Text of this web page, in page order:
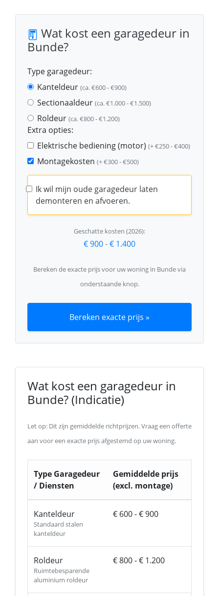
Wat kost een garagedeur in
Bunde?
Type garagedeur:
Kanteldeur (ca. €600 - €900)
Sectionaaldeur (ca. €1.000 - €1.500)
Roldeur (ca. €800 - €1.200)
Extra opties:
Elektrische bediening (motor) (+ €250 - €400)
Montagekosten (+ €300 - €500)
Ik wil mijn oude garagedeur laten
demonteren en afvoeren.
Geschatte kosten (2026):
€ 900-€ 1.400
Bereken de exacte prijs voor uw woning in Bunde via
onderstaande knop.
Bereken exacte prijs »
Wat kost een garagedeur in
Bunde? (Indicatie)
Let op: Dit zijn gemiddelde richtprijzen. Vraag een offerte
aan voor een exacte prijs afgestemd op uw woning.
Type Garagedeur
/ Diensten
Gemiddelde prijs
(excl. montage)
Kanteldeur
Standaard stalen
kanteldeur
€ 600 - € 900
Roldeur
Ruimtebesparende
aluminium roldeur
€ 800 - € 1.200